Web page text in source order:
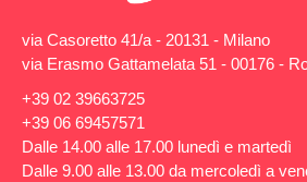
via Casoretto 41/a - 20131 - Milano
via Erasmo Gattamelata 51 - 00176 -
+39 02 39663725
+39 06 69457571
Dalle 14.00 alle 17.00 lunedì e martedì
Dalle 9.00 alle 13.00 da mercoledì a